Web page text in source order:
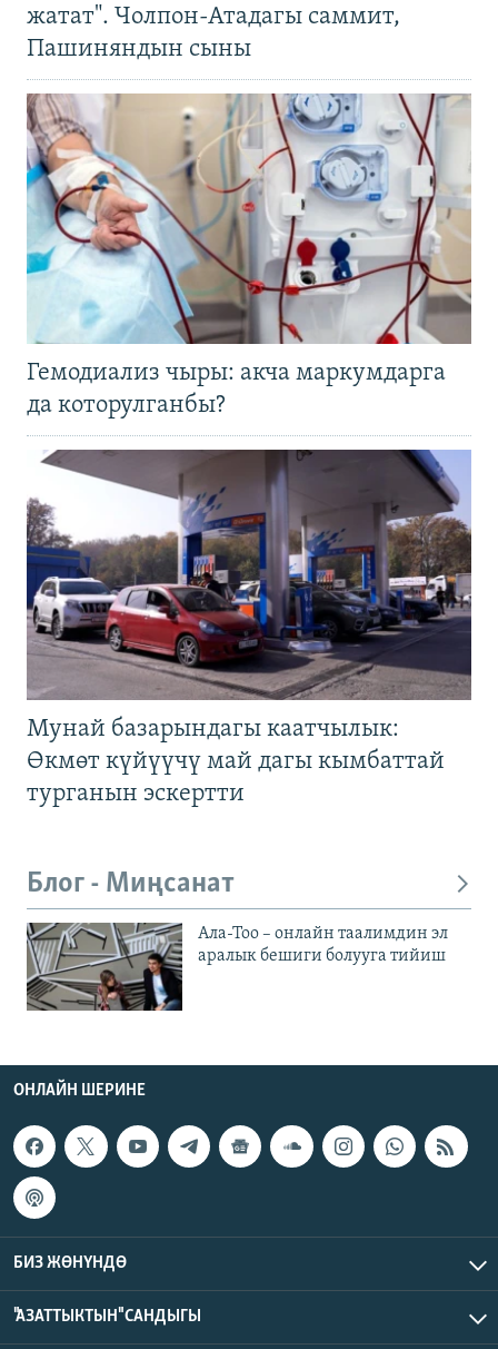
жатат". Чолпон-Атадагы саммит,
Пашиняндын сыны
Гемодиализ чыры: акча маркумдарга
да которулганбы?
Мунай базарындагы каатчылык:
Өкмөт күйүүчү май дагы кымбаттай
турганын эскертти
Блог - Миңсанат
Ала-Тоо – онлайн таалимдин эл
аралык бешиги болууга тийиш
ОНЛАЙН ШЕРИНЕ
БИЗ ЖӨНҮНДӨ
"АЗАТТЫКТЫН" САНДЫГЫ